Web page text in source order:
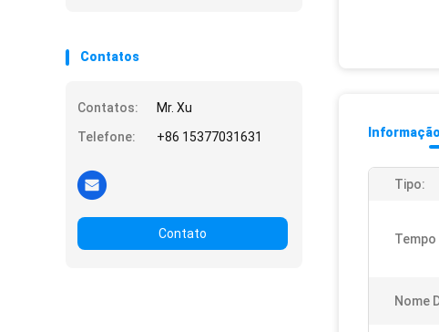
Contatos
Contatos:
Mr. Xu
Telefone:
+86 15377031631
Contato
Tipo:
Tempo
Nome